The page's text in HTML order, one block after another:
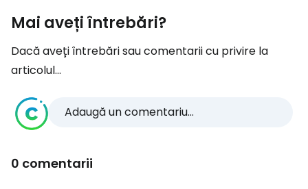
Mai aveți întrebări?
Dacă aveți întrebări sau comentarii cu privire la
articolul...
Adaugă un comentariu...
0 comentarii